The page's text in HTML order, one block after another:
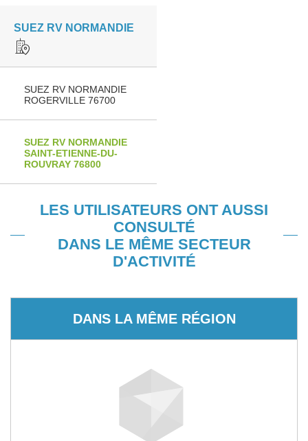
SUEZ RV NORMANDIE
SUEZ RV NORMANDIE
ROGERVILLE 76700
SUEZ RV NORMANDIE
SAINT-ETIENNE-DU-
ROUVRAY 76800
LES UTILISATEURS ONT AUSSI
CONSULTÉ
DANS LE MÊME SECTEUR
D'ACTIVITÉ
DANS LA MÊME RÉGION